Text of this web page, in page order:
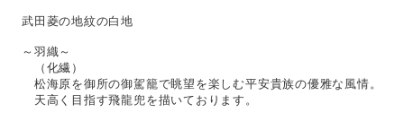
武田菱の地紋の白地
～羽織～
（化繊）
松海原を御所の御駕籠で眺望を楽しむ平安貴族の優雅な風情。
天高く目指す飛龍兜を描いております。